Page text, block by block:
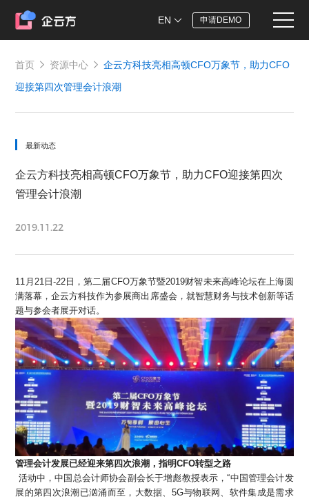
EN 申请DEMO
首页 资源中心
企云方科技亮相高顿CFO万象节，助力CFO
迎接第四次管理会计浪潮
最新动态
企云方科技亮相高顿CFO万象节，助力CFO迎接第四次
管理会计浪潮
2019.11.22
11月21日-22日，第二届CFO万象节暨2019财智未来高峰论坛在上海圆
满落幕，企云方科技作为参展商出席盛会，就智慧财务与技术创新等话
题与参会者展开对话。
管理会计发展已经迎来第四次浪潮，指明CFO转型之路
活动中，中国总会计师协会副会长于增彪教授表示，“中国管理会计发
展的第四次浪潮已汹涌而至，大数据、5G与物联网、软件集成是需求